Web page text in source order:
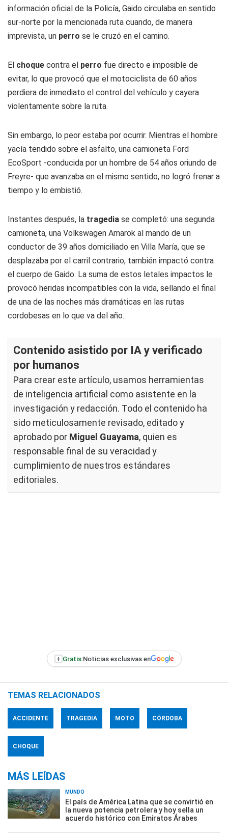
información oficial de la Policía, Gaido circulaba en sentido
sur-norte por la mencionada ruta cuando, de manera
imprevista, un perro se le cruzó en el camino.
El choque contra el perro fue directo e imposible de
evitar, lo que provocó que el motociclista de 60 años
perdiera de inmediato el control del vehículo y cayera
violentamente sobre la ruta.
Sin embargo, lo peor estaba por ocurrir. Mientras el hombre
yacía tendido sobre el asfalto, una camioneta Ford
EcoSport -conducida por un hombre de 54 años oriundo de
Freyre- que avanzaba en el mismo sentido, no logró frenar a
tiempo y lo embistió.
Instantes después, la tragedia se completó: una segunda
camioneta, una Volkswagen Amarok al mando de un
conductor de 39 años domiciliado en Villa María, que se
desplazaba por el carril contrario, también impactó contra
el cuerpo de Gaido. La suma de estos letales impactos le
provocó heridas incompatibles con la vida, sellando el final
de una de las noches más dramáticas en las rutas
cordobesas en lo que va del año.
Contenido asistido por IA y verificado
por humanos
Para crear este artículo, usamos herramientas
de inteligencia artificial como asistente en la
investigación y redacción. Todo el contenido ha
sido meticulosamente revisado, editado y
aprobado por Miguel Guayama, quien es
responsable final de su veracidad y
cumplimiento de nuestros estándares
editoriales.
+ Gratis:Noticias exclusivas en
TEMAS RELACIONADOS
ACCIDENTE TRAGEDIA MOTO CÓRDOBA
CHOQUE
MÁS LEÍDAS
MUNDO
El país de América Latina que se convirtió en
la nueva potencia petrolera y hoy sella un
acuerdo histórico con Emiratos Árabes